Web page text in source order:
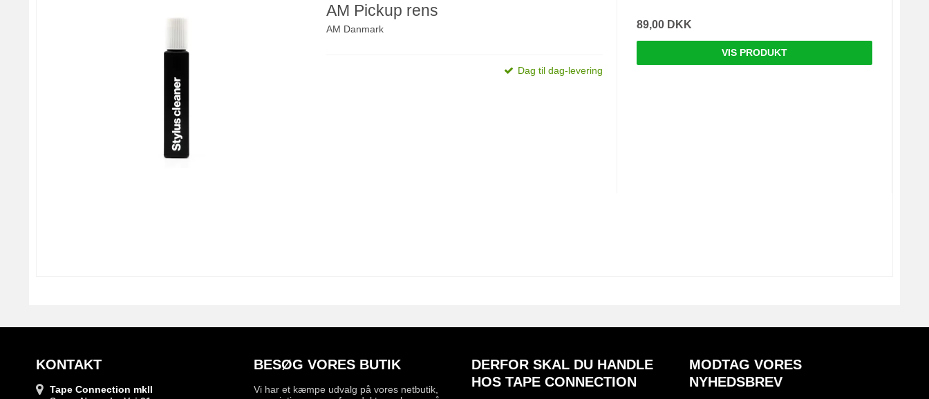
AM Pickup rens
AM Danmark
Dag til dag-levering
89,00 DKK
VIS PRODUKT
KONTAKT
Tape Connection mkII
BESØG VORES BUTIK
Vi har et kæmpe udvalg på vores netbutik,
DERFOR SKAL DU HANDLE
HOS TAPE CONNECTION
MODTAG VORES
NYHEDSBREV